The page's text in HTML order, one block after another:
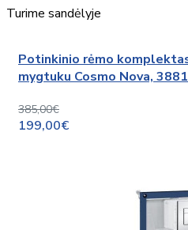
Turime sandėlyje
Potinkinio rėmo
mygtuku Cosmo Nova,
385,00€
199,00€